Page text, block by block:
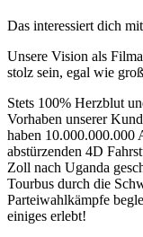
Das interessiert dich
Unsere Vision als
stolz sein, egal wie
Stets 100% Herzblut
Vorhaben unserer
haben 10.000.000.000
abstürzenden 4D
Zoll nach Uganda
Tourbus durch die
Parteiwahlkämpfe
einiges erlebt!